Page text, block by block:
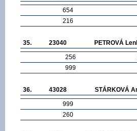
654
216
35. 23040 PETROVÁ
256
999
36. 43028 STÁRKOVÁ
999
260